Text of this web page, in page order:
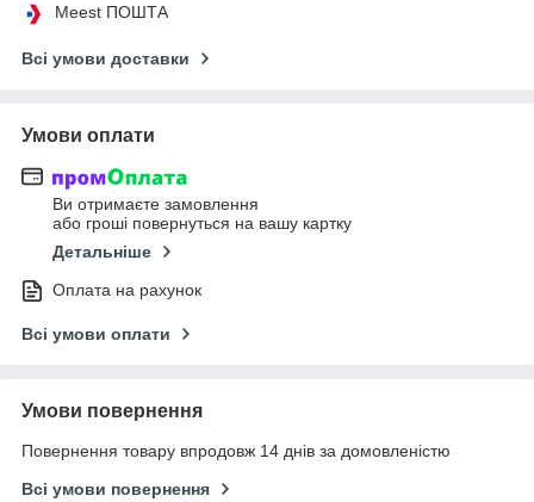
Meest ПОШТА
Всі умови доставки
Умови оплати
Ви отримаєте замовлення
або гроші повернуться на вашу картку
Детальніше
Оплата на рахунок
Всі умови оплати
Умови повернення
Повернення товару впродовж 14 днів за домовленістю
Всі умови повернення